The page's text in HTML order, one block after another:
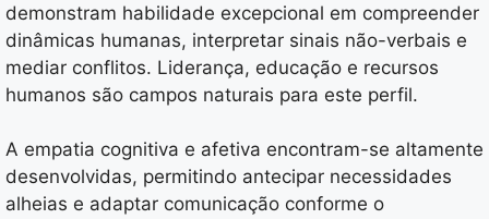
demonstram habilidade excepcional em compreender
dinâmicas humanas, interpretar sinais não-verbais e
mediar conflitos. Liderança, educação e recursos
humanos são campos naturais para este perfil.
A empatia cognitiva e afetiva encontram-se altamente
desenvolvidas, permitindo antecipar necessidades
alheias e adaptar comunicação conforme o